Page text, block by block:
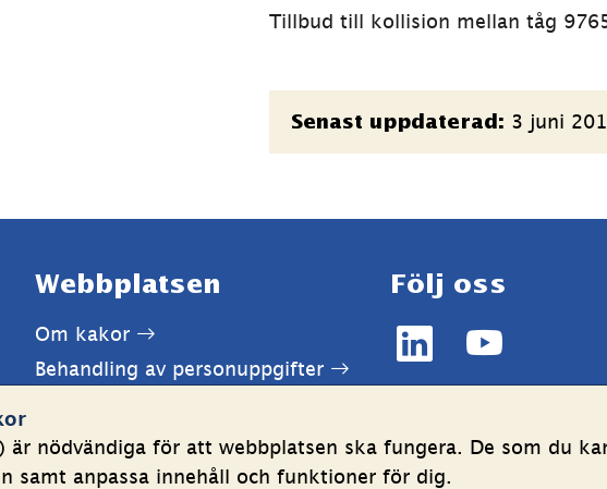
är nödvändiga för att webbplatsen ska fungera. De som du
samt anpassa innehåll och funktioner för dig.
Tillbud till kollision mellan tåg
Sidinformation
Senast uppdaterad: 3 juni
Webbplatsen
Om kakor
Behandling av personuppgifter
Följ oss
LinkedIn
(länk
annan
webbplats,
YouTube
(länk
annan